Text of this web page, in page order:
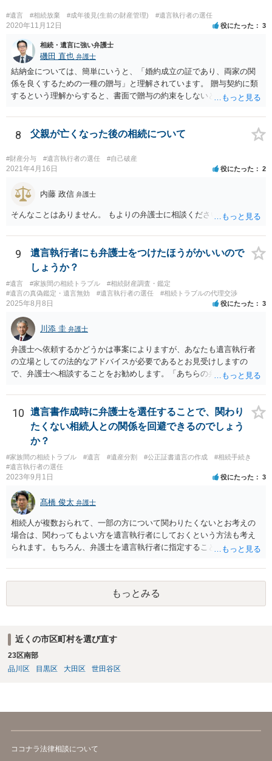
#遺言 #相続放棄 #成年後見(生前の財産管理) #遺言執行者の選任
2020年11月12日 役にたった 3
相続・遺言に強い弁護士
磯田 直也 弁護士
結納金については、簡単にいうと、「婚約成立の証であり、両家の関
係を良くするための一種の贈与」と理解されています。 贈与契約に類
するという理解からすると、書面で贈与の約束をしないと相手方は支
ことは困難です。 くれぐれも今後お気をつけください。 弁護士に対応
を依頼されるのも悪くはありませんが、感情的な理由が強いと思いま
8 父親が亡くなった後の相続について
#財産分与 #遺言執行者の選任 #自己破産
2021年4月16日 役にたった 2
内藤 政信 弁護士
そんなことはありません。 もよりの弁護士に相談ください。
9
遺言執行者にも弁護士をつけたほうがかいいので
しょうか？
#遺言 #家族間の相続トラブル
#相続財産調査・鑑定
#遺言の真偽鑑定・遺言無効
#遺言執行者の選任 #相続トラブルの代理交渉
2025年8月8日 役にたった 3
川添 圭 弁護士
弁護士へ依頼するかどうかは事案によりますが、あなたも遺言執行者
の立場としての法的なアドバイスが必要であるとお見受けしますの
で、弁護士へ相談することをお勧めします。「あちらの弁護士」（元
誘導しかしてこないと思います。
10
遺言書作成時に弁護士を選任することで、関わり
たくない相続人との関係を回避できるのでしょう
か？
#家族間の相続トラブル #遺言 #遺産分割 #公正証書遺言の作成
#相続手続き
#遺言執行者の選任
2023年9月1日 役にたった 3
髙橋 俊太 弁護士
相続人が複数おられて、一部の方について関わりたくないとお考えの
場合は、関わってもよい方を遺言執行者にしておくという方法も考え
られます。もちろん、弁護士を遺言執行者に指定することもできます
方に再委任の権限を付与しておくという方法もあります。 一度、弁護
士に直接ご相談されることをお勧めいたします。
もっとみる
近くの市区町村を選び直す
23区南部
品川区
目黒区 大田区 世田谷区
ココナラ法律相談について